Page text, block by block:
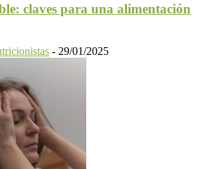
claves para una alimentación
- 29/01/2025